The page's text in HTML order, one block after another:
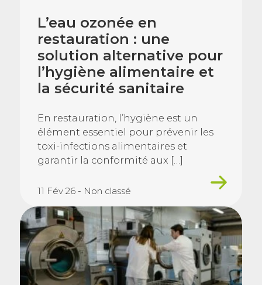
L’eau ozonée en
restauration : une
solution alternative pour
l’hygiène alimentaire et
la sécurité sanitaire
En restauration, l’hygiène est un
élément essentiel pour prévenir les
toxi-infections alimentaires et
garantir la conformité aux […]
11 Fév 26 - Non classé